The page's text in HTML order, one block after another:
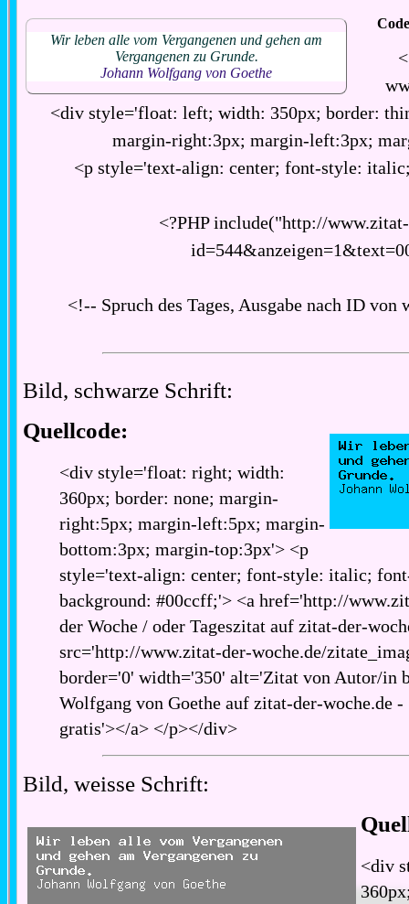
Wir leben alle vom Vergangenen und gehen am
Vergangenen zu Grunde.
Johann Wolfgang von Goethe
<div style='float: left; width: 350px; border:
margin-right:3px; margin-left:3px;
<p style='text-align: center; font-style:
<?PHP include("http://
<!-- Spruch des Tages, Ausgabe nach ID
Bild, schwarze Schrift:
Quellcode:
<div style='float: right; width:
360px; border: none; margin-
right:5px; margin-left:5px; margin-
bottom:3px; margin-top:3px'> <p
style='text-align: center; font-style: italic;
background: #00ccff;'> <a href='http://
der Woche / oder Tageszitat auf zitat-der-
src='http://www.zitat-der-woche.de/
border='0' width='350' alt='Zitat von Autor/in
Wolfgang von Goethe auf zitat-der-woche.de
gratis'></a> </p></div>
Bild, weisse Schrift:
<div